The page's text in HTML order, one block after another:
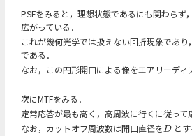
PSFをみると，理想状態であるにも関わらず
広がっている．
これが幾何光学では扱えない回折現象であ
である．
なお，この円形開口による像をエアリーディ
次にMTFをみる．
定常応答が最も高く，高周波に行くに従って
なお，カットオフ周波数は開口直径をD
D と